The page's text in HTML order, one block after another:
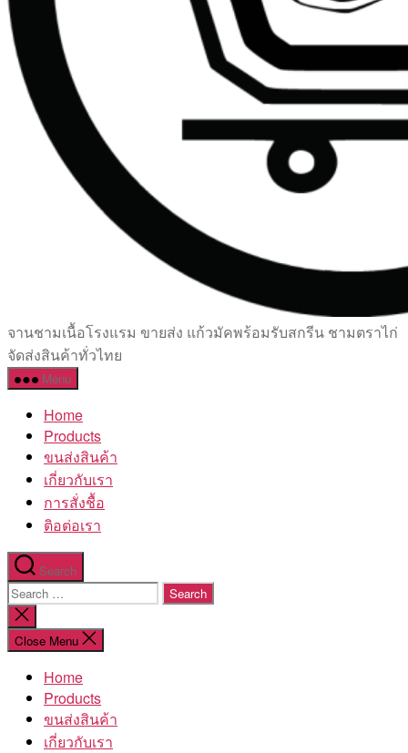
เซรามิค
ครบ
ครัน
โรงงาน
จานชามเนื้อโรงแรม ขายส่ง แก้วมัคพร้อมรับสกรีน ชามตราไก่
จัดส่งสินค้าทั่วไทย
Menu
Home
Products
ขนส่งสินค้า
เกี่ยวกับเรา
การสั่งชื้อ
ติอต่อเรา
Search
Search
for:
Close
search
Close Menu
Home
Products
ขนส่งสินค้า
เกี่ยวกับเรา